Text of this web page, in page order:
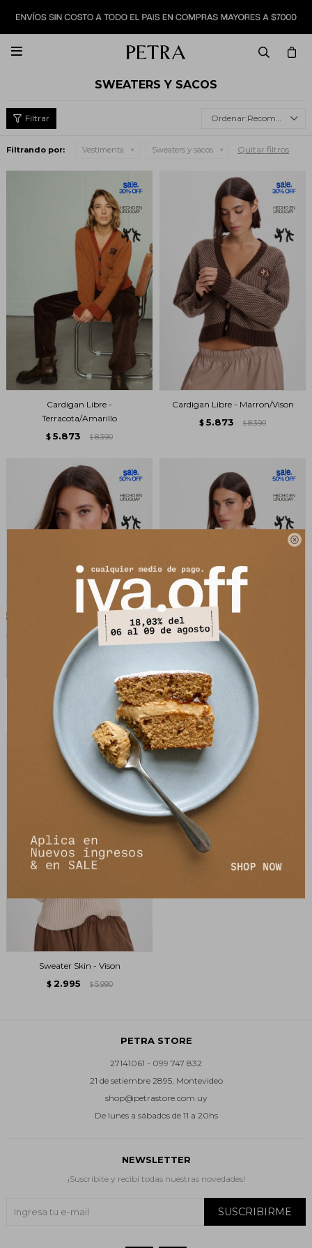


SWEATERS Y SACOS
Recomendados
Filtrando por: Vestimenta Sweaters y sacos Quitar filtros
Cardigan Libre -
Terracota/Amarillo
$ 5.873 $ 8.390
Cardigan Libre - Marron/Vison
$ 5.873 $ 8.390
Sweater Skin - Chocolate Sweater Skin - Crudo
$ 2.995
Sweater Skin - Vison
$ 2.995 $ 5.990
PETRA STORE
27141061 - 099 747 832
21 de setiembre 2895, Montevideo
shop@petrastore.com.uy
De lunes a sábados de 11 a 20hs
NEWSLETTER
¡Suscribite y recibí todas nuestras novedades!
SUSCRIBIRME